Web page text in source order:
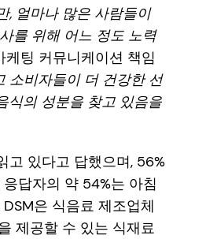
, 얼마나 많은 사람들이
를 위해 어느 정도 노력
팅 커뮤니케이션 책임
소비자들이 더 건강한 선
식의 성분을 찾고 있음을
고 있다고 답했으며, 56%
답자의 약 54%는 아침
은 식음료 제조업체
제공할 수 있는 식재료